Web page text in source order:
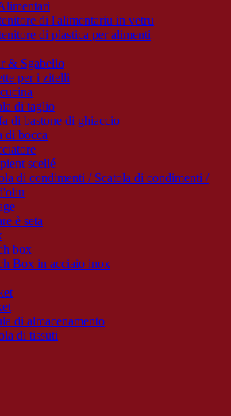
di l'alimentariu in vetru
di plastica per alimenti
& Sgabello
per i zitelli
di taglio
di bastone di ghiaccio
di bocca
scellé
di condimenti / Scatola di condimenti /
è seta
box
Box in acciaio inox
di almacenamento
di tissuti